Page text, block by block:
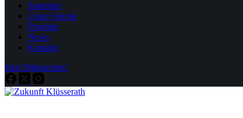
Startseite
Unser Verein
Projekte
News
Kontakt
Jetzt Mitmachen!